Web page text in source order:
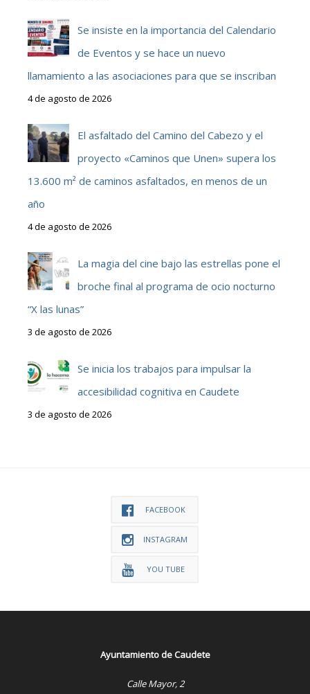
Se insiste en la importancia del Calendario
de Eventos y se hace un nuevo
llamamiento a las asociaciones para que se inscriban
4 de agosto de 2026
El asfaltado del Camino del Cabezo y el
proyecto «Caminos que Unen» supera los
13.600 m² de caminos asfaltados, en menos de un
año
4 de agosto de 2026
La magia del cine bajo las estrellas pone el
broche final al programa de ocio nocturno
“X las lunas”
3 de agosto de 2026
Se inicia los trabajos para impulsar la
accesibilidad cognitiva en Caudete
3 de agosto de 2026
FACEBOOK
INSTAGRAM
YOU TUBE
Ayuntamiento de Caudete
Calle Mayor, 2